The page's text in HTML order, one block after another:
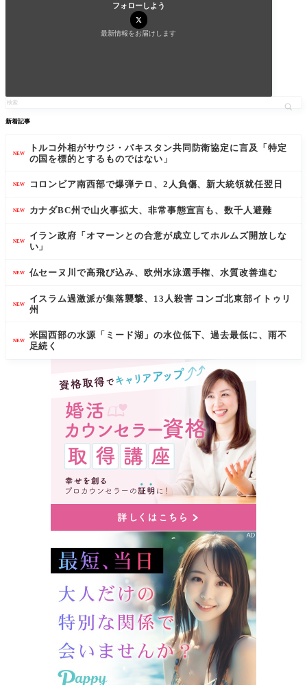
フォローしよう
最新情報をお届けします
新着記事
NEW
トルコ外相がサウジ・パキスタン共同防衛協定に言及「特定
の国を標的とするものではない」
NEW コロンビア南西部で爆弾テロ、2人負傷、新大統領就任翌日
NEW カナダBC州で山火事拡大、非常事態宣言も、数千人避難
NEW
イラン政府「オマーンとの合意が成立してホルムズ開放しな
い」
NEW 仏セーヌ川で高飛び込み、欧州水泳選手権、水質改善進む
NEW
イスラム過激派が集落襲撃、13人殺害 コンゴ北東部イトゥリ
州
NEW
米国西部の水源「ミード湖」の水位低下、過去最低に、雨不
足続く